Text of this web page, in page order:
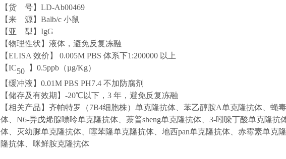
【货
号】 LD-Ab00469
【来
源】 Balb/c 小鼠
【亚
型】 IgG
【物理性状】液体，避免反复冻融
【ELISA 效价】 0.005M PBS 体系下1:200000 以上
【IC50 】 0.5ppb（µg/Kg）
【缓冲液】 0.01M PBS PH7.4 不加防腐剂
【储存及有效期】 -20℃以下，3 年，避免反复冻融
【相关产品】 齐帕特罗（7B4细胞株）单克隆抗体、 苯乙醇胺A单克隆抗体、 蝇
体、 N6-异戊烯腺嘌呤单克隆抗体、 萘普sheng单克隆抗体、 3-吲哚丁酸单克隆抗
体、 灭幼脲单克隆抗体、 噻苯隆单克隆抗体、 地西pan单克隆抗体、 赤霉素单克隆
隆抗体、 咪鲜胺克隆抗体